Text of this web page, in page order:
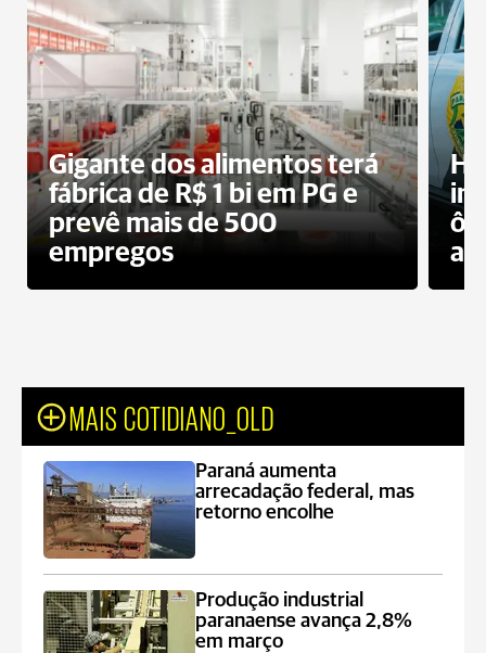
Gigante dos alimentos terá
fábrica de R$ 1 bi em PG e
prevê mais de 500
empregos
MAIS COTIDIANO_OLD
Paraná aumenta
arrecadação federal, mas
retorno encolhe
Produção industrial
paranaense avança 2,8%
em março